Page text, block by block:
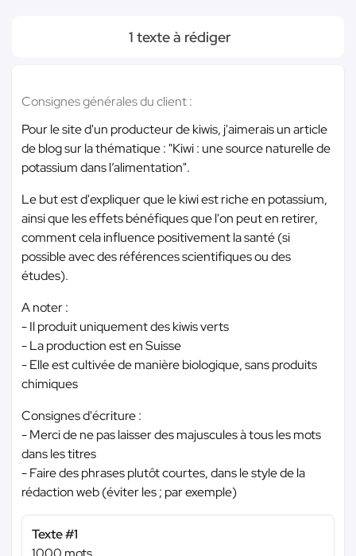
1 texte à rédiger
Consignes générales du client :
Pour le site d'un producteur de kiwis, j'aimerais un article
de blog sur la thématique : "Kiwi : une source naturelle de
potassium dans l’alimentation".
Le but est d'expliquer que le kiwi est riche en potassium,
ainsi que les effets bénéfiques que l'on peut en retirer,
comment cela influence positivement la santé (si
possible avec des références scientifiques ou des
études).
A noter :
- Il produit uniquement des kiwis verts
- La production est en Suisse
- Elle est cultivée de manière biologique, sans produits
chimiques
Consignes d'écriture :
- Merci de ne pas laisser des majuscules à tous les mots
dans les titres
- Faire des phrases plutôt courtes, dans le style de la
rédaction web (éviter les ; par exemple)
Texte #1